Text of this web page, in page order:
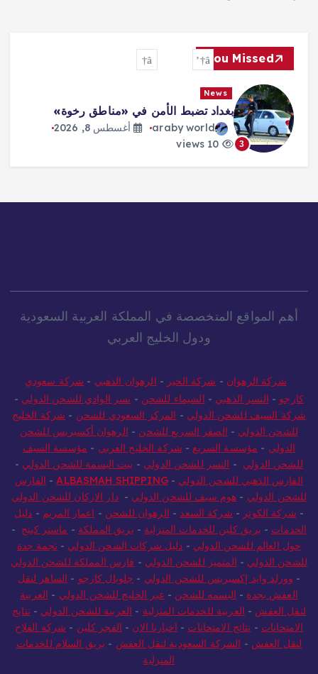
You Missed
3
News
بغداد تضبط الأمن في «مناطق رخوة»
araby world
أغسطس 8, 2026
أهم المواقع المتخصصة في المملكة العربية السعودية
ودول الخليج العربي
شركة الرهوان - شركة الخير - الرهوان الذهبي - شركة سعودي
كارجو - النسر الذهبي - الشيماء للشحن - نسر الوادي للشحن الدولي -
شركة السيف للشحن الدولي - المركز السعودي للشحن - شركة الخليج
للشحن الدولي - الصقر السريع للشحن - الرهوان أكسبريس للشحن
الدولي - مؤسسة السريع - شركة الخليج العربي - مؤسسة السيف
للشحن الدولي - النسر للشحن الدولي - بيت البسمة للشحن الدولي -
الفارس الذهبي للشحن الدولي -
ALBASMAH SHIPPING
- الفارس
للشحن الدولي - هوم سيف للشحن الدولي -دار الاركان للشحن الدولي
- شركة الكوثر - شركة السعد - الرهوان للشحن - اعمار المريم - دليل
الخدمات - بريق كلين للخدمات المنزلية - بريق المملكة - ماستر كينج -
حول العالم للشحن الدولي - دليل شركات الشحن الدولي - نجمة جدة
للشحن الدولي - المتميز للشحن الدولي - فارس المملكة للشحن الدولي
- وورلد وايد إكسبريس للشحن الدولي - جلوبال كارجو - الساهر لنقل
العفش بجدة - البسمه للشحن - عبر الخليج للشحن الدولي - العربية
لنقل العفش - العربية للخدمات المنزلية - العربية للشحن الدولي - نتايج
الامتحانات - نتائج الامتحانات - اخبارنا الان - الفجر كلين - شركة الفلاح
لنقل العفش - الشركة السعودية لنقل العفش - بريق السلام للخدمات
المنزلية